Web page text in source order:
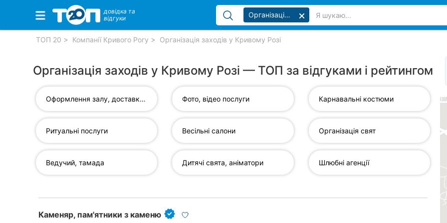
Обрані компанії
Ветеринарні клініки
Стоматології
Приватні клініки
Автошколи
Всі рубрики
довідка та
відгуки
Організація заходів
ТОП 20 Компанії Кривого Рогу Організація заходів у Кривому Розі
Організація заходів у Кривому Розі — ТОП за відгуками і рейтингом
Оформлення залу, доставка... Фото, відео послуги Карнавальні костюми
Ритуальні послуги Весільні салони Організація свят
Ведучий, тамада Дитячі свята, аніматори Шлюбні агенції
Каменяр, пам'ятники з каменю